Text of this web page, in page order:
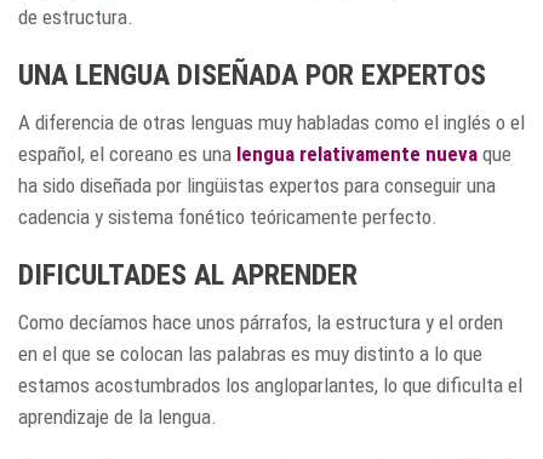
de estructura.
UNA LENGUA DISEÑADA POR EXPERTOS
A diferencia de otras lenguas muy habladas como el inglés o el
español, el coreano es una lengua relativamente nueva que
ha sido diseñada por lingüistas expertos para conseguir una
cadencia y sistema fonético teóricamente perfecto.
DIFICULTADES AL APRENDER
Como decíamos hace unos párrafos, la estructura y el orden
en el que se colocan las palabras es muy distinto a lo que
estamos acostumbrados los angloparlantes, lo que dificulta el
aprendizaje de la lengua.